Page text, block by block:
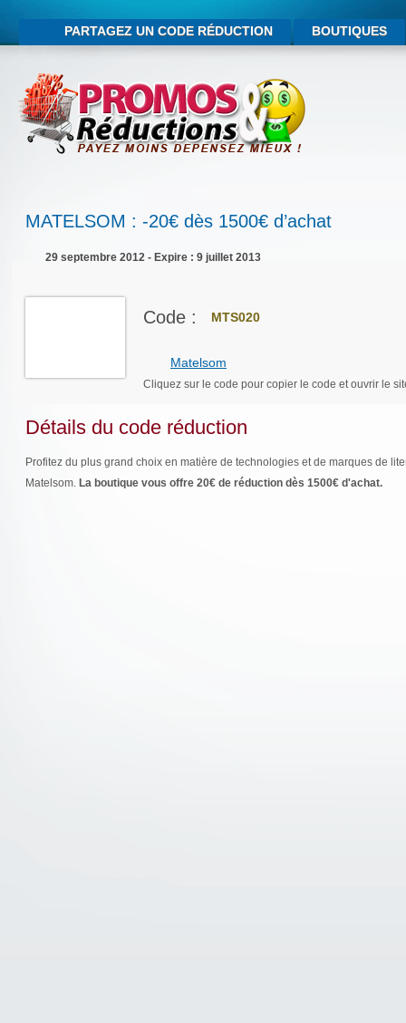
PARTAGEZ UN CODE RÉDUCTION BOUTIQUES
MATELSOM : -20€ dès 1500€ d’achat
29 septembre 2012 - Expire : 9 juillet 2013
Code : MTS020
Matelsom
Cliquez sur le code pour copier le code et ouvrir le
Détails du code réduction
Profitez du plus grand choix en matière de technologies et de marques de
Matelsom. La boutique vous offre 20€ de réduction dès 1500€ d'achat.